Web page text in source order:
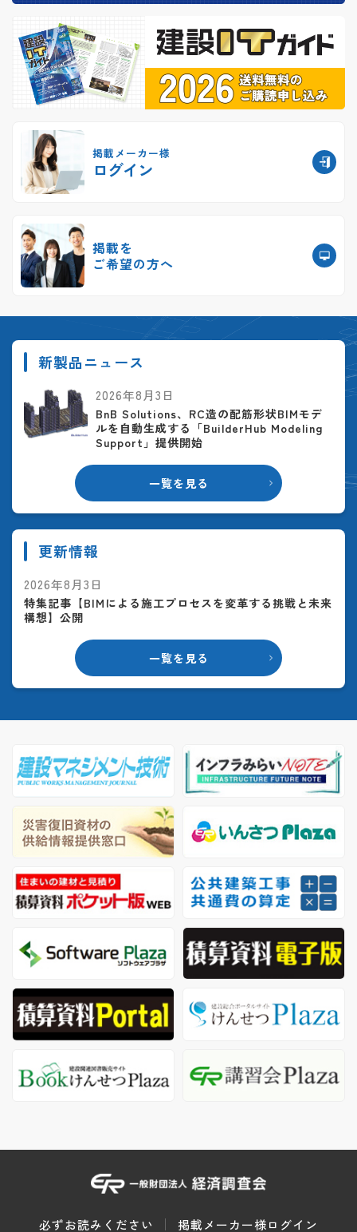
掲載メーカー様
ログイン
掲載を
ご希望の方へ
新製品ニュース
一覧を見る
2026年8月3日
BnB Solutions、RC造の配筋形状BIMモデ
ルを自動生成する「BuilderHub Modeling
Support」提供開始
更新情報
一覧を見る
2026年8月3日
特集記事【BIMによる施工プロセスを変革する挑戦と未来
構想】公開
必ずお読みください 掲載メーカー様ログイン